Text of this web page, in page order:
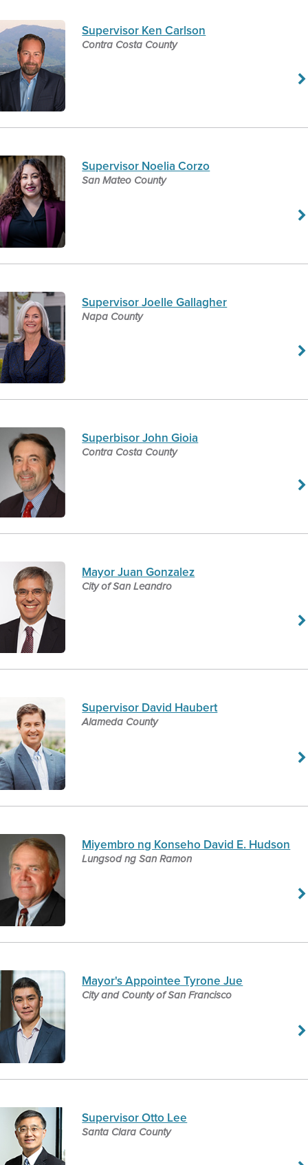
Supervisor Ken Carlson
Contra Costa County
Supervisor Noelia Corzo
San Mateo County
Supervisor Joelle Gallagher
Napa County
Superbisor John Gioia
Contra Costa County
Mayor Juan Gonzalez
City of San Leandro
Supervisor David Haubert
Alameda County
Miyembro ng Konseho David E. Hudson
Lungsod ng San Ramon
Mayor's Appointee Tyrone Jue
City and County of San Francisco
Supervisor Otto Lee
Santa Clara County